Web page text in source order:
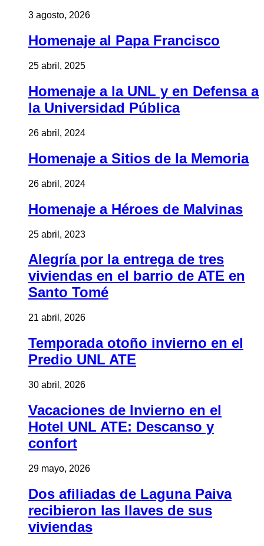
3 agosto, 2026
Homenaje al Papa Francisco
25 abril, 2025
Homenaje a la UNL y en Defensa a
la Universidad Pública
26 abril, 2024
Homenaje a Sitios de la Memoria
26 abril, 2024
Homenaje a Héroes de Malvinas
25 abril, 2023
Alegría por la entrega de tres
viviendas en el barrio de ATE en
Santo Tomé
21 abril, 2026
Temporada otoño invierno en el
Predio UNL ATE
30 abril, 2026
Vacaciones de Invierno en el
Hotel UNL ATE: Descanso y
confort
29 mayo, 2026
Dos afiliadas de Laguna Paiva
recibieron las llaves de sus
viviendas